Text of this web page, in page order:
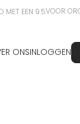
MET EEN 9.5VOOR
ONSINLOGGEN